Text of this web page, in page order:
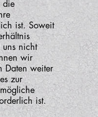
die
ist. Soweit
uns nicht
wir
Daten weiter
zur
ist.